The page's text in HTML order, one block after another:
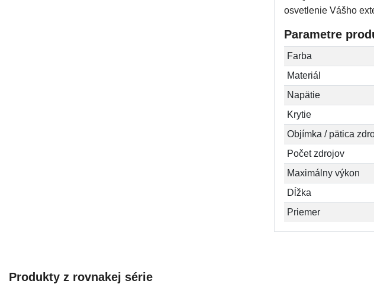
osvetlenie Vášho
Parametre
Farba
Materiál
Napätie
Krytie
Objímka / pätica
Počet zdrojov
Maximálny výkon
Dĺžka
Priemer
Produkty z rovnakej série